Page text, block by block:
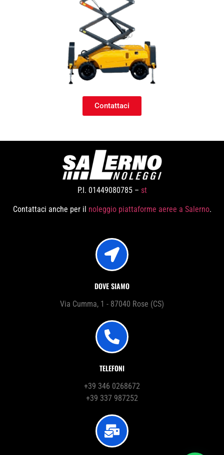
Contattaci
P.I. 01449080785 – st
Contattaci anche per il noleggio piattaforme aeree a Salerno.
DOVE SIAMO
Via Cumma, 1 - 87040 Rose (CS)
TELEFONI
+39 346 0268672
+39 337 987252